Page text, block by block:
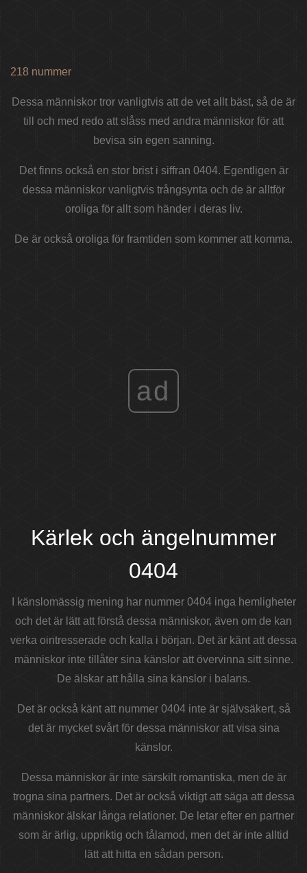
218 nummer
Dessa människor tror vanligtvis att de vet allt bäst, så de är
till och med redo att slåss med andra människor för att
bevisa sin egen sanning.
Det finns också en stor brist i siffran 0404. Egentligen är
dessa människor vanligtvis trångsynta och de är alltför
oroliga för allt som händer i deras liv.
De är också oroliga för framtiden som kommer att komma.
ad
Kärlek och ängelnummer
0404
I känslomässig mening har nummer 0404 inga hemligheter
och det är lätt att förstå dessa människor, även om de kan
verka ointresserade och kalla i början. Det är känt att dessa
människor inte tillåter sina känslor att övervinna sitt sinne.
De älskar att hålla sina känslor i balans.
Det är också känt att nummer 0404 inte är självsäkert, så
det är mycket svårt för dessa människor att visa sina
känslor.
Dessa människor är inte särskilt romantiska, men de är
trogna sina partners. Det är också viktigt att säga att dessa
människor älskar långa relationer. De letar efter en partner
som är ärlig, uppriktig och tålamod, men det är inte alltid
lätt att hitta en sådan person.